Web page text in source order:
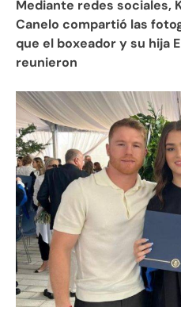
Mediante redes sociales,
Canelo compartió las
que el boxeador y su hija
reunieron